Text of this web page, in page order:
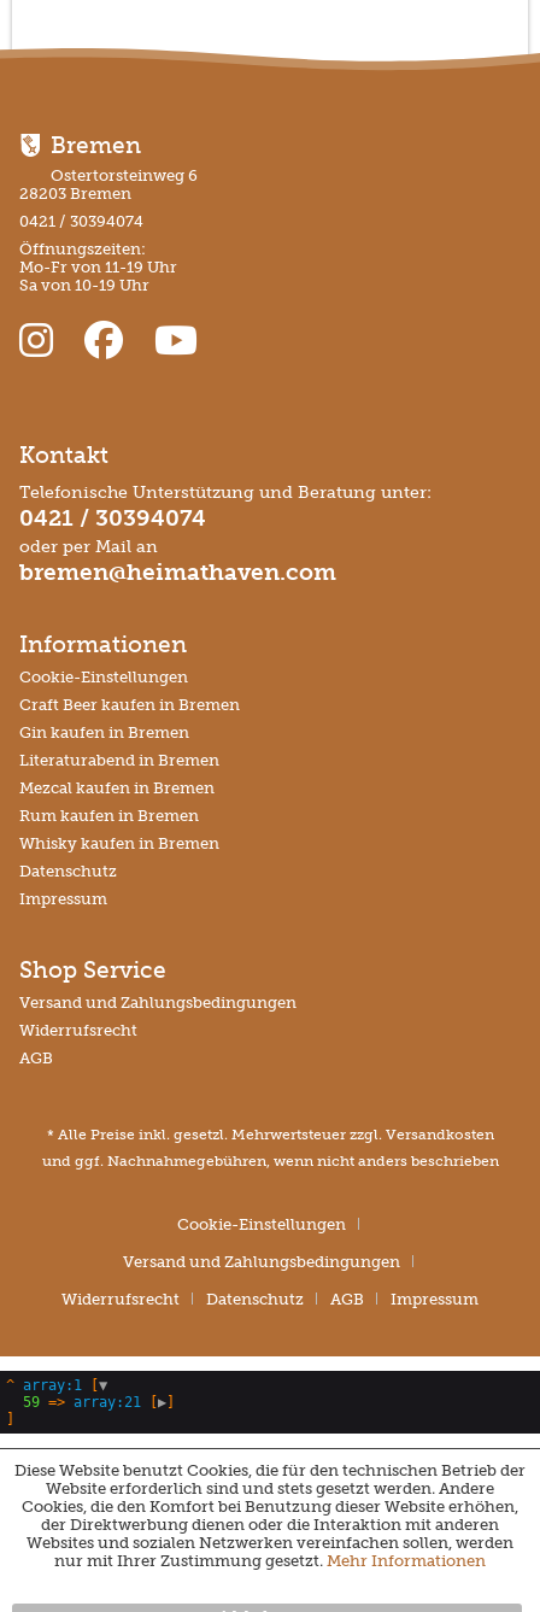
Bremen
Ostertorsteinweg 6
28203 Bremen
0421 / 30394074
Öffnungszeiten:
Mo-Fr von 11-19 Uhr
Sa von 10-19 Uhr
Kontakt
Telefonische Unterstützung und Beratung unter:
0421 / 30394074
oder per Mail an
bremen@heimathaven.com
Informationen
Cookie-Einstellungen
Craft Beer kaufen in Bremen
Gin kaufen in Bremen
Literaturabend in Bremen
Mezcal kaufen in Bremen
Rum kaufen in Bremen
Whisky kaufen in Bremen
Datenschutz
Impressum
Shop Service
Versand und Zahlungsbedingungen
Widerrufsrecht
AGB
* Alle Preise inkl. gesetzl. Mehrwertsteuer zzgl. Versandkosten
und ggf. Nachnahmegebühren, wenn nicht anders beschrieben
Cookie-Einstellungen
Versand und Zahlungsbedingungen
Widerrufsrecht Datenschutz AGB Impressum
Diese Website benutzt Cookies, die für den technischen Betrieb der
Website erforderlich sind und stets gesetzt werden. Andere
Cookies, die den Komfort bei Benutzung dieser Website erhöhen,
der Direktwerbung dienen oder die Interaktion mit anderen
Websites und sozialen Netzwerken vereinfachen sollen, werden
nur mit Ihrer Zustimmung gesetzt. Mehr Informationen
^ array:1
▼
59 => array:21 ▶